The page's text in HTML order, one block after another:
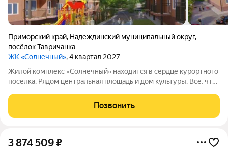
Приморский край, Надеждинский муниципальный округ,
посёлок Тавричанка
ЖК «Солнечный», 4 квартал 2027
Жилой комплекс «Солнечный» находится в сердце курортного
посёлка. Рядом центральная площадь и дом культуры. Всё, что
минутах ходьбы: транспорт, торговые точки, финансовое
учреждение,
Позвонить
3 874 509₽